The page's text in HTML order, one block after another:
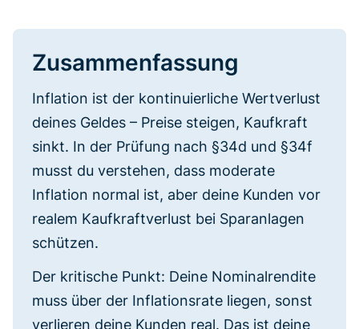
Zusammenfassung
Inflation ist der kontinuierliche Wertverlust
deines Geldes – Preise steigen, Kaufkraft
sinkt. In der Prüfung nach §34d und §34f
musst du verstehen, dass moderate
Inflation normal ist, aber deine Kunden vor
realem Kaufkraftverlust bei Sparanlagen
schützen.
Der kritische Punkt: Deine Nominalrendite
muss über der Inflationsrate liegen, sonst
verlieren deine Kunden real. Das ist deine